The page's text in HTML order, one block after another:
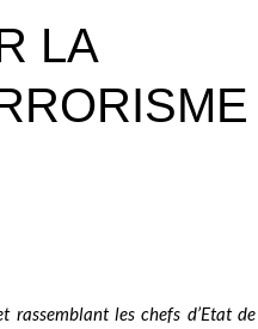
LA
rassemblant les chefs d’Etat de